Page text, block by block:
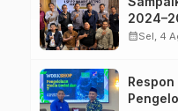
Jateng
calendar_monthSel, 4